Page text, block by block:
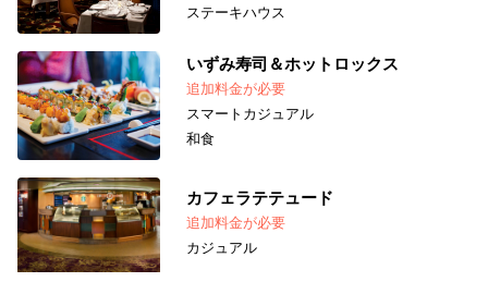
ステーキハウス
いずみ寿司＆ホットロックス
追加料金が必要
スマートカジュアル
和食
カフェラテテュード
追加料金が必要
カジュアル